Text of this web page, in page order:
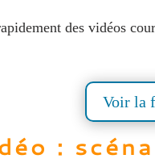
des vidéos
Voir la
: